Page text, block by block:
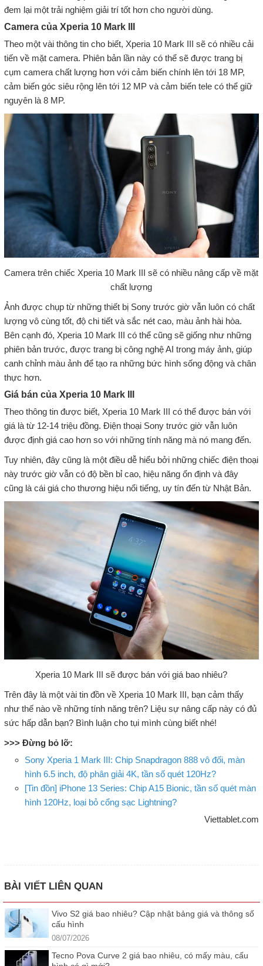
đem lại một trải nghiệm giải trí tốt hơn cho người dùng.
Camera của Xperia 10 Mark III
Theo một vài thông tin cho biết, Xperia 10 Mark III sẽ có nhiều cải
tiến về mặt camera. Phiên bản lần này có thể sẽ được trang bị
cụm camera chất lượng hơn với cảm biến chính lên tới 18 MP,
cảm biến góc siêu rộng lên tới 12 MP và cảm biến tele có thể giữ
nguyên là 8 MP.
Camera trên chiếc Xperia 10 Mark III sẽ có nhiều nâng cấp về mặt
chất lượng
Ảnh được chụp từ những thiết bị Sony trước giờ vẫn luôn có chất
lượng vô cùng tốt, độ chi tiết và sắc nét cao, màu ảnh hài hòa.
Bên cạnh đó, Xperia 10 Mark III có thể cũng sẽ giống như những
phiên bản trước, được trang bị công nghệ AI trong máy ảnh, giúp
canh chỉnh màu ảnh để tạo ra những bức hình sống động và chân
thực hơn.
Giá bán của Xperia 10 Mark III
Theo thông tin được biết, Xperia 10 Mark III có thể được bán với
giá là từ 12-14 triệu đồng. Điện thoại Sony trước giờ vẫn luôn
được định giá cao hơn so với những tính năng mà nó mang đến.
Tuy nhiên, đây cũng là một điều dễ hiểu bởi những chiếc điện thoại
này trước giờ vẫn có độ bền bỉ cao, hiệu năng ổn định và đây
cũng là cái giá cho thương hiệu nổi tiếng, uy tín đến từ Nhật Bản.
Xperia 10 Mark III sẽ được bán với giá bao nhiêu?
Trên đây là một vài tin đồn về Xperia 10 Mark III, bạn cảm thấy
như thế nào về những tính năng trên? Liệu sự nâng cấp này có đủ
sức hấp dẫn bạn? Bình luận cho tụi mình cùng biết nhé!
>>> Đừng bỏ lỡ:
Sony Xperia 1 Mark III: Chip Snapdragon 888 vô đối, màn
hình 6.5 inch, độ phân giải 4K, tần số quét 120Hz?
[Tin đồn] iPhone 13 Series: Chip A15 Bionic, tần số quét màn
hình 120Hz, loại bỏ cổng sạc Lightning?
Viettablet.com
BÀI VIẾT LIÊN QUAN
Vivo S2 giá bao nhiêu? Cập nhật bảng giá và thông số
cấu hình
08/07/2026
Tecno Pova Curve 2 giá bao nhiêu, có mấy màu, cấu